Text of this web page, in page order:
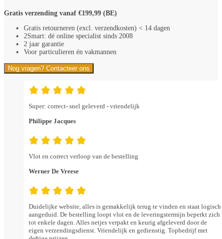
Gratis verzending vanaf €199,99 (BE)
Gratis retourneren (excl. verzendkosten) < 14 dagen
2Smart: dé online specialist sinds 2008
2 jaar garantie
Voor particulieren én vakmannen
Nog vragen? Contacteer ons
Super: correct- snel geleverd - vriendelijk
Philippe Jacques
Vlot en correct verloop van de bestelling
Werner De Vreese
Duidelijke website, alles is gemakkelijk terug te vinden en staat logisch
aangeduid. De bestelling loopt vlot en de leveringstermijn beperkt zich
tot enkele dagen. Alles netjes verpakt en keurig afgeleverd door de
eigen verzendingsdienst. Vriendelijk en gedienstig. Topbedrijf met